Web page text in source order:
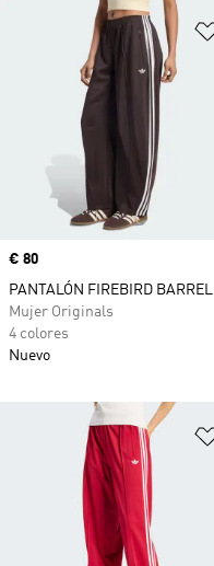
Precio
€ 80
PANTALÓN FIREBIRD BARREL
Mujer Originals
4 colores
Nuevo